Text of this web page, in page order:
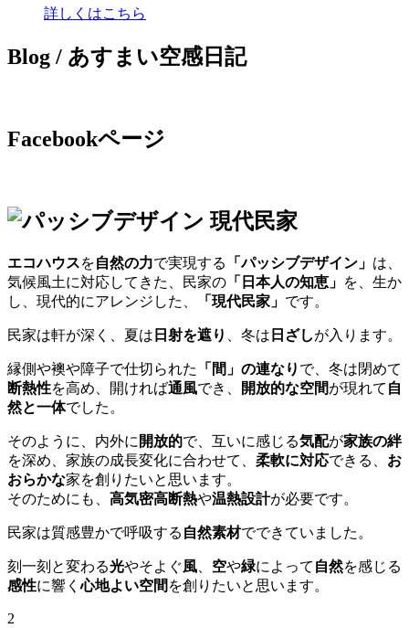
詳しくはこちら
Blog / あすまい空感日記
Facebookページ
エコハウスを自然の力で実現する 「パッシブデザイン」 は、
気候風土に対応してきた、民家の 「日本人の知恵」 を、生か
し、現代的にアレンジした、
「現代民家」 です。
民家は軒が深く、夏は 日射を遮り 、冬は 日ざしが入ります。
縁側や襖や障子で仕切られた 「間」の連なり で、冬は閉めて
断熱性を高め、開ければ通風でき、 開放的な空間が現れて 自
然と一体でした。
そのように、内外に 開放的で、互いに感じる気配が家族の絆
を深め、家族の成長変化に合わせて、 柔軟に対応できる、 お
おらかな家を創りたいと思います。
そのためにも、 高気密高断熱や温熱設計が必要です。
民家は質感豊かで呼吸する 自然素材でできていました。
刻一刻と変わる光やそよぐ風 空や緑によって 自然を感じる
感性に響く心地よい空間 を創りたいと思います。
2